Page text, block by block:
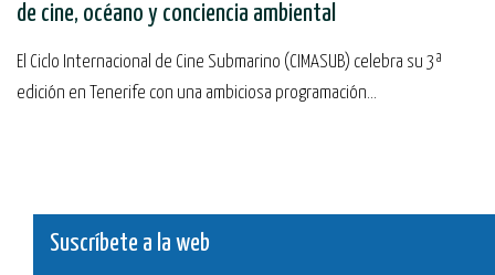
de cine, océano y conciencia ambiental
El Ciclo Internacional de Cine Submarino (CIMASUB) celebra su 3ª
edición en Tenerife con una ambiciosa programación...
Suscríbete a la web